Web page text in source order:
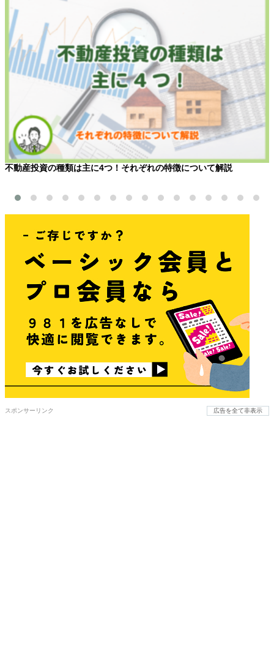
不動産投資の種類は主に4つ！それぞれの特徴について解説
スポンサーリンク 広告を全て非表示